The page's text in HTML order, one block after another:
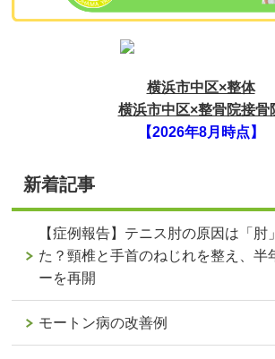
横浜市中区×整体
横浜市中区×整骨院接骨
【2026年8月時点】
新着記事
【症例報告】テニス肘の原因は「肘
た？頸椎と手首のねじれを整え、半
ーを再開
モートン病の改善例